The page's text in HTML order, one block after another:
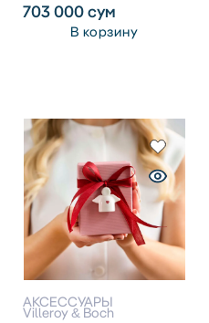
703 000сум
В корзину
АКСЕССУАРЫ
Villeroy & Boch